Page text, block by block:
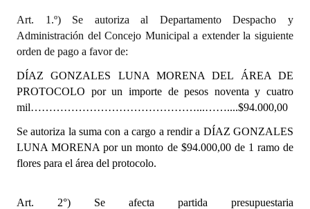
Resoluciones
Resoluciones de Presidencia
INSTITUCIONAL
Antiguos Pobladores
Noticias Destacadas
Art. 1.º) Se autoriza al Departamento Despacho y
Administración del Concejo Municipal a extender la siguiente
orden de pago a favor de:
DÍAZ GONZALES LUNA MORENA DEL ÁREA DE
PROTOCOLO por un importe de pesos noventa y cuatro
mil………………………………………...……....$94.000,00
Se autoriza la suma con a cargo a rendir a DÍAZ GONZALES
LUNA MORENA por un monto de $94.000,00 de 1 ramo de
flores para el área del protocolo.
Art. 2°) Se afecta partida presupuestaria